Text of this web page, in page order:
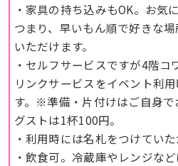
・家具の持ち込みもOK。お気
つまり、早いもん順で好きな
いただけます。
・セルフサービスですが4階コ
リンクサービスをイベント利
す。※準備・片付けはご自身で
グストは1杯100円。
・利用時には名札をつけていた
・飲食可。冷蔵庫やレンジな